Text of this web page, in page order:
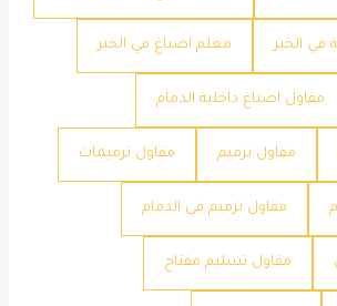
في الخبر معلم اصباغ في الخبر
مقاول اصباغ داخلية الدمام
مقاول ترميم مقاول ترميمات
مقاول ترميم في الدمام
مقاول تسليم مفتاح